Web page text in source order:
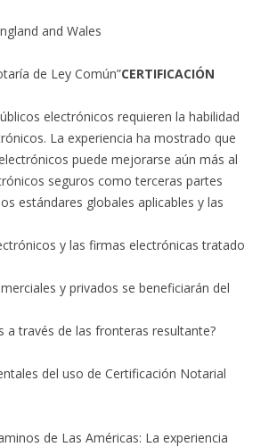
and Wales
de Ley Común”CERTIFICACIÓN
electrónicos requieren la habilidad
La experiencia ha mostrado que
puede mejorarse aún más al
seguros como terceras partes
estándares globales aplicables y las
y las firmas electrónicas tratado
y privados se beneficiarán del
través de las fronteras resultante?
del uso de Certificación Notarial
de Las Américas: La experiencia